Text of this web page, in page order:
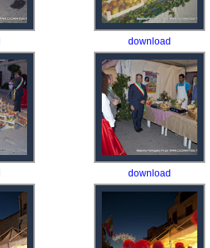
download
download